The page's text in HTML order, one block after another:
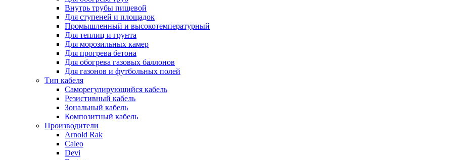
Внутрь трубы пищевой
Для ступеней и площадок
Промышленный и высокотемпературный
Для теплиц и грунта
Для морозильных камер
Для прогрева бетона
Для обогрева газовых баллонов
Для газонов и футбольных полей
Тип кабеля
Саморегулирующийся кабель
Резистивный кабель
Зональный кабель
Композитный кабель
Производители
Arnold Rak
Caleo
Devi